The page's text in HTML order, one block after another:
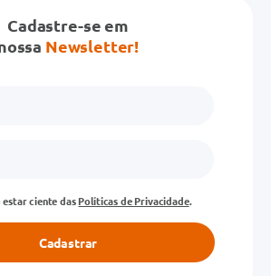
Cadastre-se em
Newsletter!
estar ciente dasPolíticas de Privacidade.
Cadastrar